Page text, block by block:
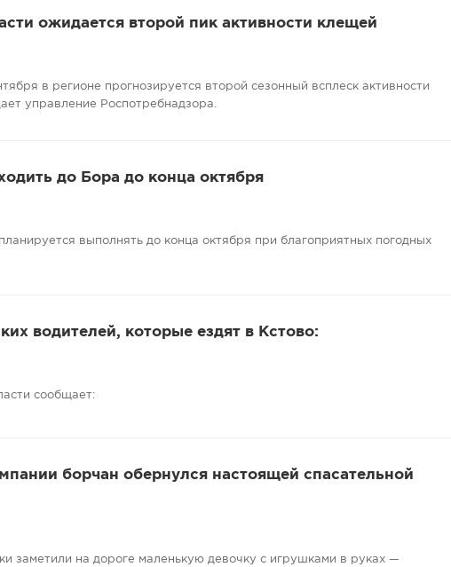
ожидается второй пик активности клещей
в регионе прогнозируется второй сезонный всплеск активности
управление Роспотребнадзора.
до Бора до конца октября
выполнять до конца октября при благоприятных погодных
водителей, которые ездят в Кстово:
сообщает:
борчан обернулся настоящей спасательной
заметили на дороге маленькую девочку с игрушками в руках —